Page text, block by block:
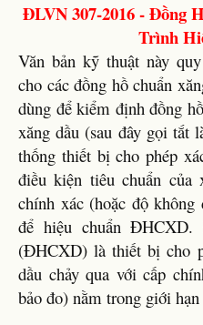
ĐLVN 307-2016 - Đồng
Trình
Văn bản kỹ thuật này
cho các đồng hồ chuẩn
dùng để kiểm định đồng
xăng dầu (sau đây gọi tắt
thống thiết bị cho phép
điều kiện tiêu chuẩn của
chính xác (hoặc độ
để hiệu chuẩn ĐHCXD.
(ĐHCXD) là thiết bị cho
dầu chảy qua với cấp
bảo đo) nằm trong giới